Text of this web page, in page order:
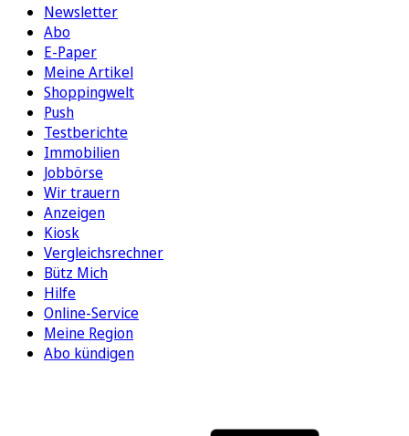
Newsletter
Abo
E-Paper
Meine Artikel
Shoppingwelt
Push
Testberichte
Immobilien
Jobbörse
Wir trauern
Anzeigen
Kiosk
Vergleichsrechner
Bütz Mich
Hilfe
Online-Service
Meine Region
Abo kündigen